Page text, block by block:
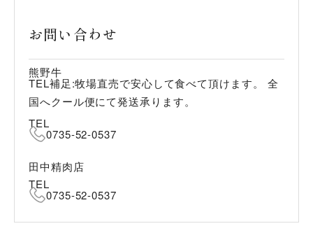
お問い合わせ
熊野牛
TEL補足:牧場直売で安心して食べて頂けます。 全
国へクール便にて発送承ります。
TEL
0735-52-0537
田中精肉店
TEL
0735-52-0537